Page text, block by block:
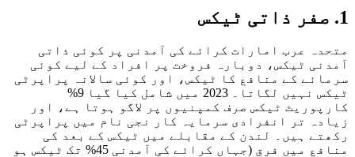
عرب امارات کرائے کی آمدنی پر کوئی ذاتی
ٹیکس، دوبارہ فروخت پر افراد کے لیے کوئی
کے منافع کا ٹیکس، اور کوئی سالانہ پراپرٹی
ٹیکس نہیں لگاتا۔ 2023 میں شامل کیا گیا 9%
ٹیکس صرف کمپنیوں پر لاگو ہوتا ہے، اور
تر انفرادی سرمایہ کار نجی نام میں پراپرٹی
ہیں۔ لندن کے مقابلے میں ٹیکس کے بعد کی
منافع میں فرق (جہاں کرائے کی آمدنی 45% تک ٹیکس ہو